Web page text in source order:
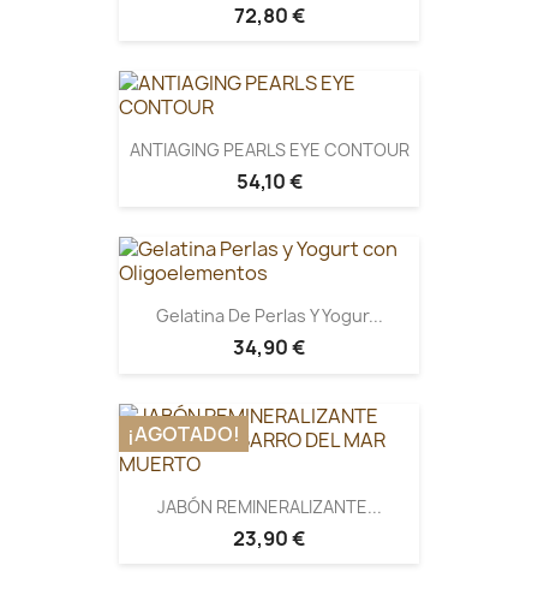
72,80 €
ANTIAGING PEARLS EYE CONTOUR
54,10 €
Gelatina De Perlas Y Yogur...
34,90 €
JABÓN REMINERALIZANTE...
23,90 €
¡AGOTADO!